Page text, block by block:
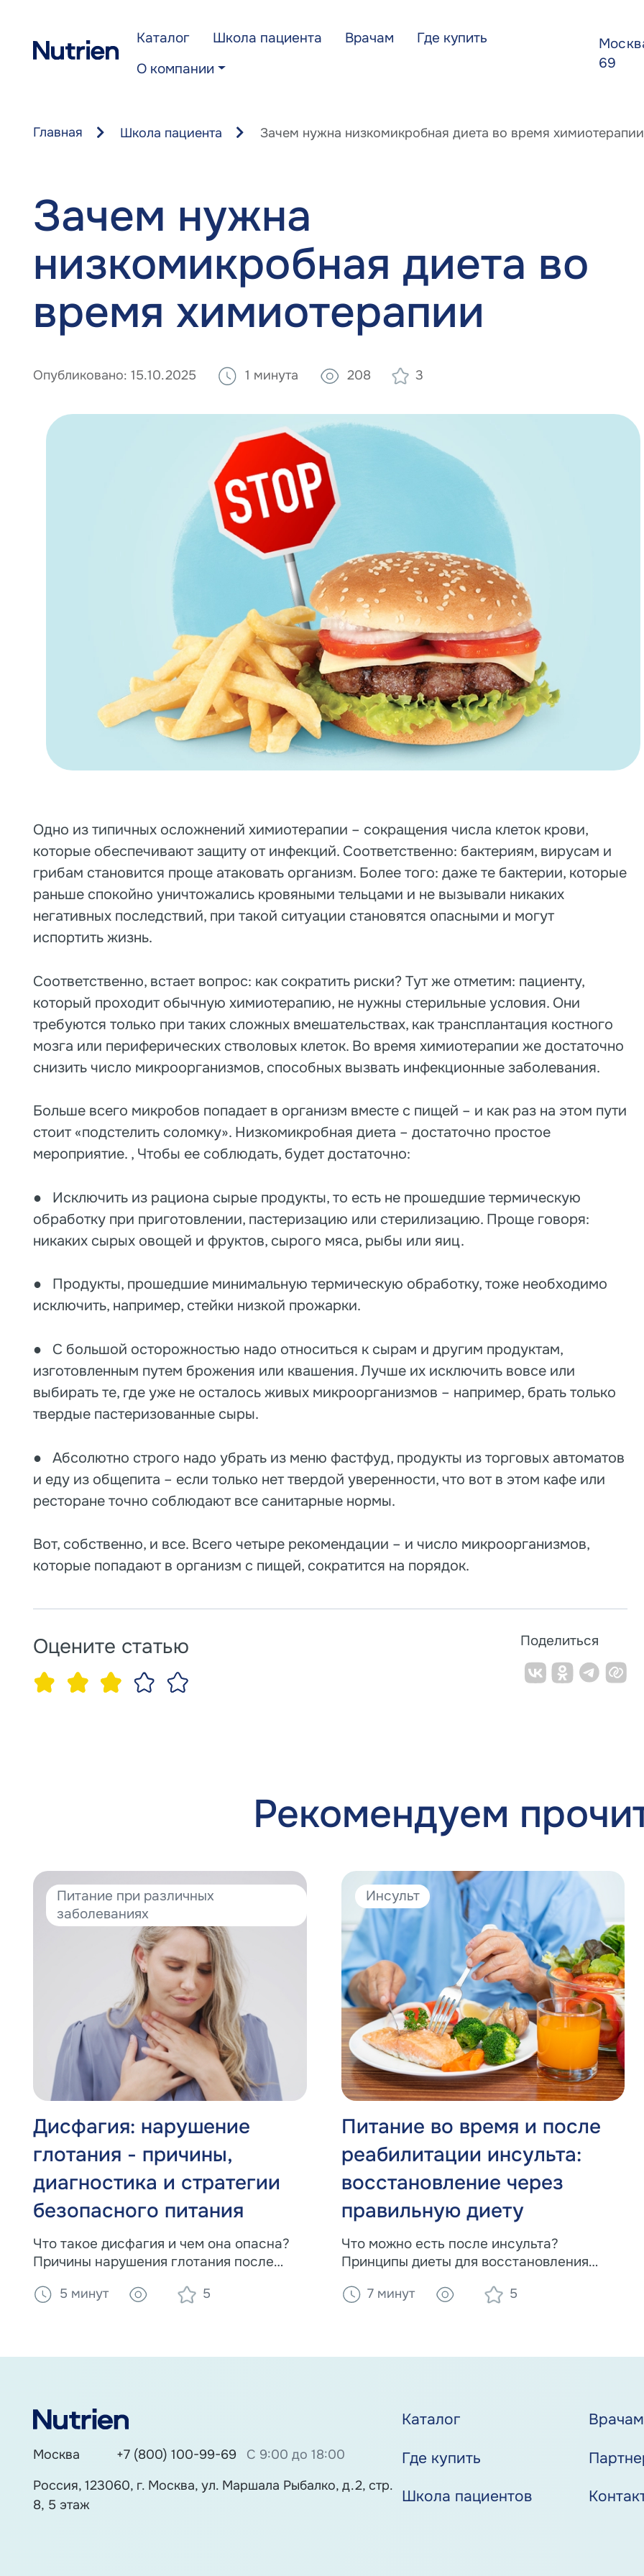
Каталог Школа пациента Врачам
Где купить
О компании
69
Главная Школа пациента Зачем нужна низкомикробная диета во время химиотерапии
Зачем нужна
низкомикробная диета во
время химиотерапии
Опубликовано: 15.10.2025 1 минута 208 3
Одно из типичных осложнений химиотерапии – сокращения числа клеток крови,
которые обеспечивают защиту от инфекций. Соответственно: бактериям, вирусам и
грибам становится проще атаковать организм. Более того: даже те бактерии, которые
раньше спокойно уничтожались кровяными тельцами и не вызывали никаких
негативных последствий, при такой ситуации становятся опасными и могут
испортить жизнь.
Соответственно, встает вопрос: как сократить риски? Тут же отметим: пациенту,
который проходит обычную химиотерапию, не нужны стерильные условия. Они
требуются только при таких сложных вмешательствах, как трансплантация костного
мозга или периферических стволовых клеток. Во время химиотерапии же достаточно
снизить число микроорганизмов, способных вызвать инфекционные заболевания.
Больше всего микробов попадает в организм вместе с пищей – и как раз на этом пути
стоит «подстелить соломку». Низкомикробная диета – достаточно простое
мероприятие. , Чтобы ее соблюдать, будет достаточно:
● Исключить из рациона сырые продукты, то есть не прошедшие термическую
обработку при приготовлении, пастеризацию или стерилизацию. Проще говоря:
никаких сырых овощей и фруктов, сырого мяса, рыбы или яиц.
● Продукты, прошедшие минимальную термическую обработку, тоже необходимо
исключить, например, стейки низкой прожарки.
● С большой осторожностью надо относиться к сырам и другим продуктам,
изготовленным путем брожения или квашения. Лучше их исключить вовсе или
выбирать те, где уже не осталось живых микроорганизмов – например, брать только
твердые пастеризованные сыры.
● Абсолютно строго надо убрать из меню фастфуд, продукты из торговых автоматов
и еду из общепита – если только нет твердой уверенности, что вот в этом кафе или
ресторане точно соблюдают все санитарные нормы.
Вот, собственно, и все. Всего четыре рекомендации – и число микроорганизмов,
которые попадают в организм с пищей, сократится на порядок.
Оцените статью Поделиться
Рекомендуем
Питание при различных
заболеваниях
Дисфагия: нарушение
глотания - причины,
диагностика и стратегии
безопасного питания
Что такое дисфагия и чем она опасна?
Причины нарушения глотания после
Диагностика, упражнения и роль
5 минут 5
Инсульт
Питание во время и после
реабилитации инсульта:
восстановление через
правильную диету
Что можно есть после инсульта?
Принципы диеты для восстановления
глотания (дисфагии) и преимущества
7 минут 5
Москва +7 (800) 100-99-69
С 9:00 до 18:00
Россия, 123060, г. Москва, ул. Маршала Рыбалко, д.2, стр.
8, 5 этаж
Каталог Врачам
Где купить
Школа пациентов